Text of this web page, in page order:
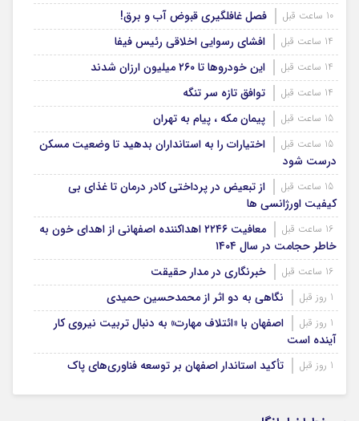
فصل غافلگیری قبوض آب و برق!
افشای رسوایی اخلاقی رئیس فیفا
این خودروها تا ۲۶۰ میلیون ارزان شدند
توافق تازه سر تنگه
پیمان مکه ، پیام به تهران
اختیارات را به استانداران بدهید تا وضعیت مسکن
درست شود
از تبعیض در پرداختی کادر درمان تا غذای بی
کیفیت اورژانسی ها
معافیت ۲۲۴۶ اهداکننده اصفهانی از اهدای خون به
خاطر حجامت در سال ۱۴۰۴
خبرنگاری در مدار حقیقت
نگاهی به دو اثر از محمدحسین حمیدی
اصفهان با «ائتلاف مهارت» به دنبال تربیت نیروی کار
آینده است
تأکید استاندار اصفهان بر توسعه فناوری‌های پاک